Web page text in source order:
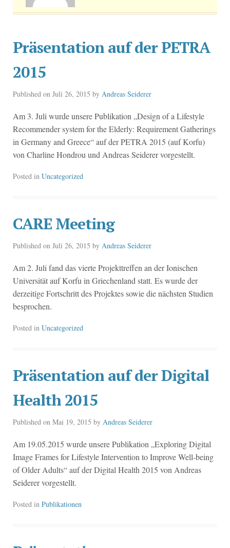
Präsentation auf der PETRA
2015
Published on Juli 26, 2015 by Andreas Seiderer
Am 3. Juli wurde unsere Publikation „Design of a Lifestyle
Recommender system for the Elderly: Requirement Gatherings
in Germany and Greece“ auf der PETRA 2015 (auf Korfu)
von Charline Hondrou und Andreas Seiderer vorgestellt.
Posted in Uncategorized
CARE Meeting
Published on Juli 26, 2015 by Andreas Seiderer
Am 2. Juli fand das vierte Projekttreffen an der Ionischen
Universität auf Korfu in Griechenland statt. Es wurde der
derzeitige Fortschritt des Projektes sowie die nächsten Studien
besprochen.
Posted in Uncategorized
Präsentation auf der Digital
Health 2015
Published on Mai 19, 2015 by Andreas Seiderer
Am 19.05.2015 wurde unsere Publikation „Exploring Digital
Image Frames for Lifestyle Intervention to Improve Well-being
of Older Adults“ auf der Digital Health 2015 von Andreas
Seiderer vorgestellt.
Posted in Publikationen